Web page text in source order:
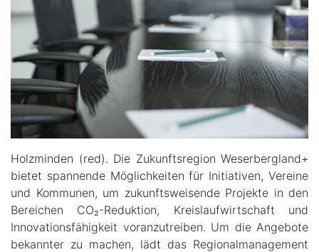
Holzminden (red). Die Zukunftsregion Weserbergland+
bietet spannende Möglichkeiten für Initiativen, Vereine
und Kommunen, um zukunftsweisende Projekte in den
Bereichen CO₂-Reduktion, Kreislaufwirtschaft und
Innovationsfähigkeit voranzutreiben. Um die Angebote
bekannter zu machen, lädt das Regionalmanagement